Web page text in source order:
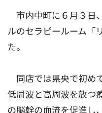
市内中町に６月３日
ルのセラピールーム「
た。
同店では県央で初め
低周波と高周波を放つ
の脳幹の血流を促進し